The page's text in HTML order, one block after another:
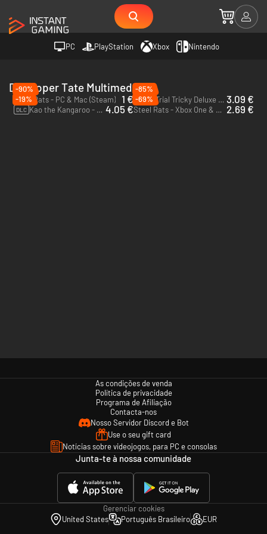
PC PlayStation Xbox Nintendo
Developer Tate Multimedia
-90%
Steel Rats - PC & Mac (Steam)
1 €
-85%
Urban Trial Tricky Deluxe Edition - PC (Steam) 3.09 €
-19%
DLC Kao the Kangaroo - Oh! Well - PC (Steam) 4.05 €
-69%
Steel Rats - Xbox One & Xbox Series X|S - US
2.69 €
As condições de venda
Política de privacidade
Programa de Afiliação
Contacta-nos
Nosso Servidor Discord e Bot
Use o seu gift card
Notícias sobre videojogos, para PC e consolas
Junta-te à nossa comunidade
Gerenciar cookies
United States
Português Brasileiro EUR